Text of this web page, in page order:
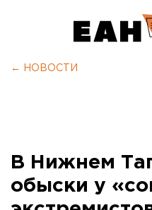
← НОВОСТИ
В Нижнем
обыски у